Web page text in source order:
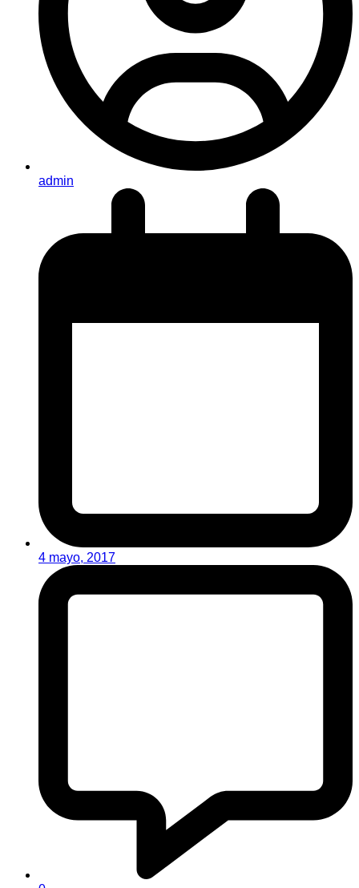
admin
4 mayo, 2017